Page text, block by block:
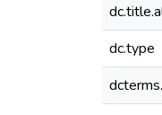
dc.type